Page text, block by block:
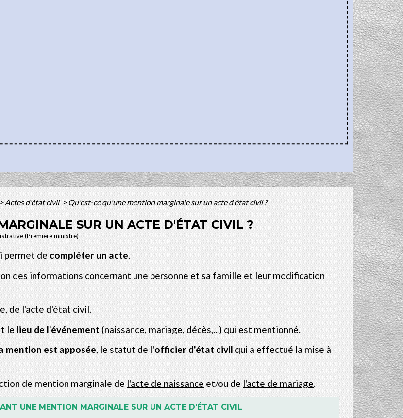
>Actes d'état civil > Qu'est-ce qu'une mention marginale sur un acte d'état civil ?
SUR UN ACTE D'ÉTAT CIVIL ?
(Première ministre)
permet decompléter un acte.
des informations concernant une personne et sa famille et leur modification
de l'acte d'état civil.
lelieu de l'événement(naissance, mariage, décès,...) qui est mentionné.
mention est apposée, le statut de l'officier d'état civilqui a effectué la mise à
de mention marginale del'acte de naissanceet/ou del'acte de mariage.
UNE MENTION MARGINALE SUR UN ACTE D'ÉTAT CIVIL